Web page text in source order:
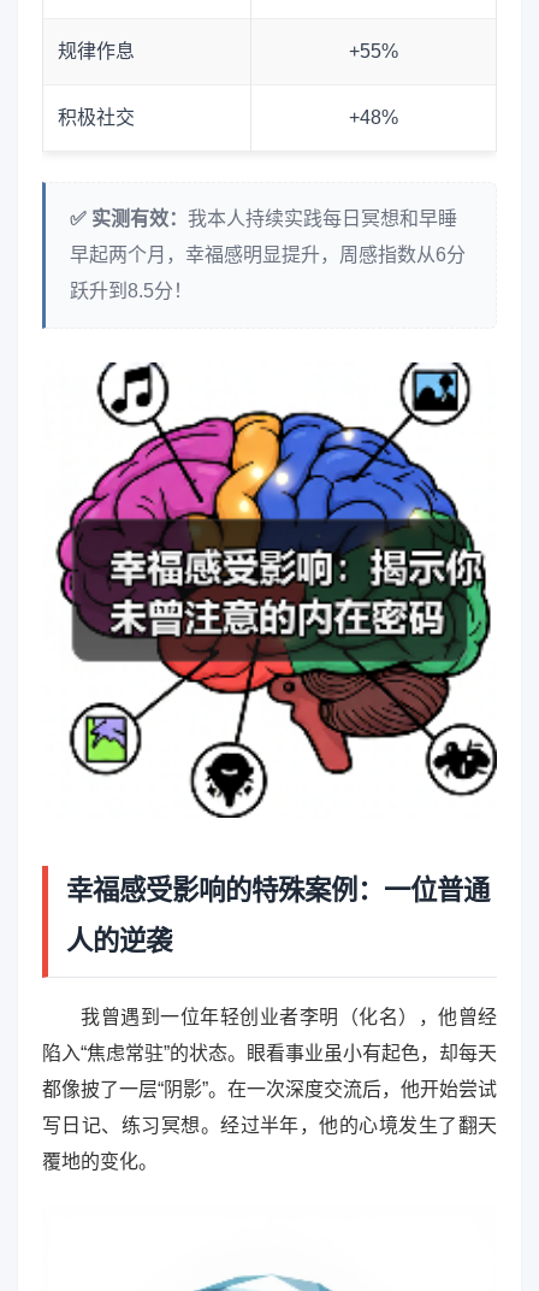
规律作息 +55%
积极社交 +48%
✅ 实测有效： 我本人持续实践每日冥想和早睡
早起两个月，幸福感明显提升，周感指数从6分
跃升到8.5分！
幸福感受影响的特殊案例：一位普通
人的逆袭
我曾遇到一位年轻创业者李明（化名），他曾经
陷入“焦虑常驻”的状态。眼看事业虽小有起色，却每天
都像披了一层“阴影”。在一次深度交流后，他开始尝试
写日记、练习冥想。经过半年，他的心境发生了翻天
覆地的变化。